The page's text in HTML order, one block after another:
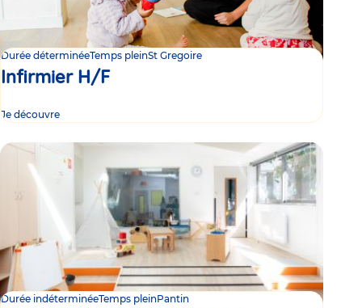
Durée déterminéeTemps pleinSt Gregoire
Infirmier H/F
Je découvre
Durée indéterminéeTemps pleinPantin